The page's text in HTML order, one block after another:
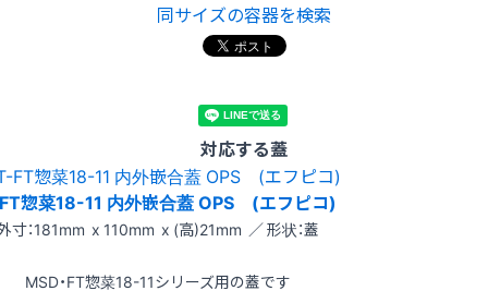
同サイズの容器を検索
対応する蓋
惣菜18-11 内外嵌合蓋 OPS (エフピコ)
寸：181mm x 110mm x (高)21mm ／ 形状：蓋
MSD・FT惣菜18-11シリーズ用の蓋です